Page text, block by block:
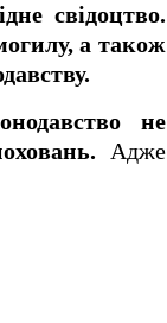
свідоцтво.
а також
не
Адже